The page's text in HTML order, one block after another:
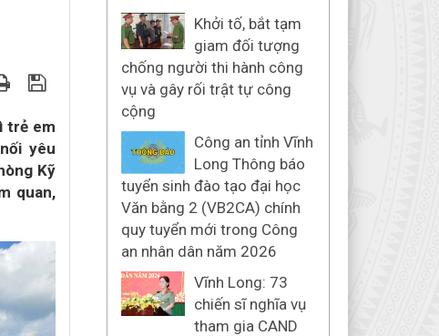
trẻ em
yêu
Kỹ
quan,
Khởi tố, bắt tạm
giam đối tượng
chống người thi hành công
vụ và gây rối trật tự công
cộng
Công an tỉnh Vĩnh
Long Thông báo
tuyển sinh đào tạo đại học
Văn bằng 2 (VB2CA) chính
quy tuyển mới trong Công
an nhân dân năm 2026
Vĩnh Long: 73
chiến sĩ nghĩa vụ
tham gia CAND